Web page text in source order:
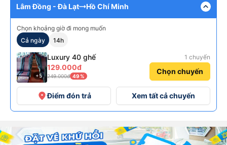
Lâm Đồng - Đà Lạt Hồ Chí Minh expand_less
Chọn khoảng giờ đi mong muốn
Cả ngày
14h
+5
Luxury 40 ghế 1 chuyến
129.000đ
249.000đ 49%
Chọn chuyến
placeĐiểm đón trả Xem tất cả chuyến